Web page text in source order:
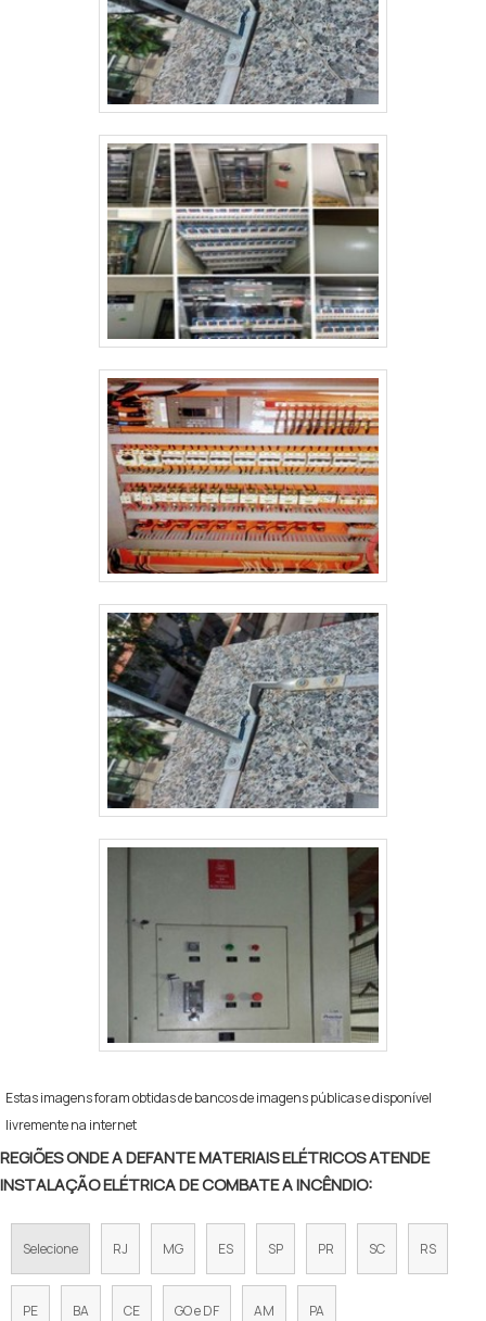
Estas imagens foram obtidas de bancos de imagens públicas e disponível
livremente na internet
REGIÕES ONDE A DEFANTE MATERIAIS ELÉTRICOS ATENDE
INSTALAÇÃO ELÉTRICA DE COMBATE A INCÊNDIO:
Selecione RJ MG ES SP PR SC RS
PE BA CE GO e DF AM PA